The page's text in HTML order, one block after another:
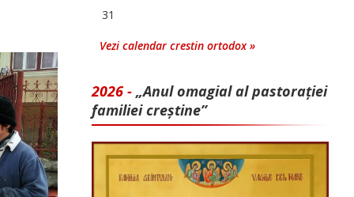
31
Vezi calendar crestin ortodox »
2026 - „Anul omagial al pastorației
familiei creștine”